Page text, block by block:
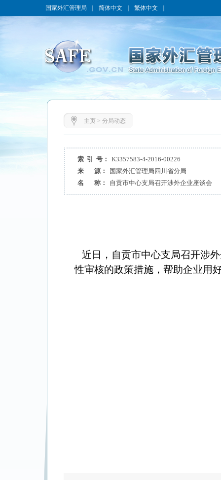
国家外汇管理局 简体中文 繁体中文
主页> 分局动态
索 引 号：
K3357583-4-2016-00226
来 源：
国家外汇管理局四川省分局
名 称：
自贡市中心支局召开涉外企业座谈会
近日，自贡市中心支局召开涉
性审核的政策措施， 帮助企业用